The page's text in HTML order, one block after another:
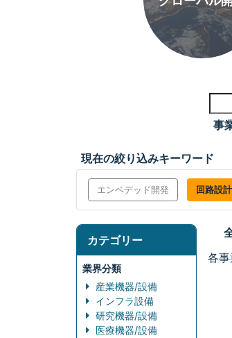
事
現在の絞り込みキーワード
エンベデッド開発 回路設計
カテゴリー
業界分類
産業機器/設備
インフラ設備
研究機器/設備
医療機器/設備
各